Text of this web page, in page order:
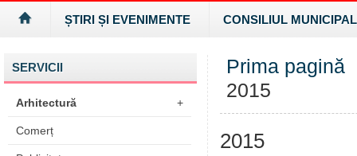
ȘTIRI ȘI EVENIMENTE CONSILIUL MUNICIPAL
SERVICII
Arhitectură +
Comerț
Prima pagină
2015
2015